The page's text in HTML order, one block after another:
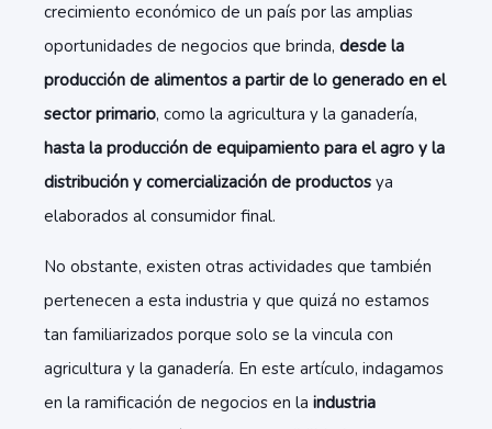
crecimiento económico de un país por las amplias
oportunidades de negocios que brinda, desde la
producción de alimentos a partir de lo generado en el
sector primario, como la agricultura y la ganadería,
hasta la producción de equipamiento para el agro y la
distribución y comercialización de productos ya
elaborados al consumidor final.
No obstante, existen otras actividades que también
pertenecen a esta industria y que quizá no estamos
tan familiarizados porque solo se la vincula con
agricultura y la ganadería. En este artículo, indagamos
en la ramificación de negocios en la industria